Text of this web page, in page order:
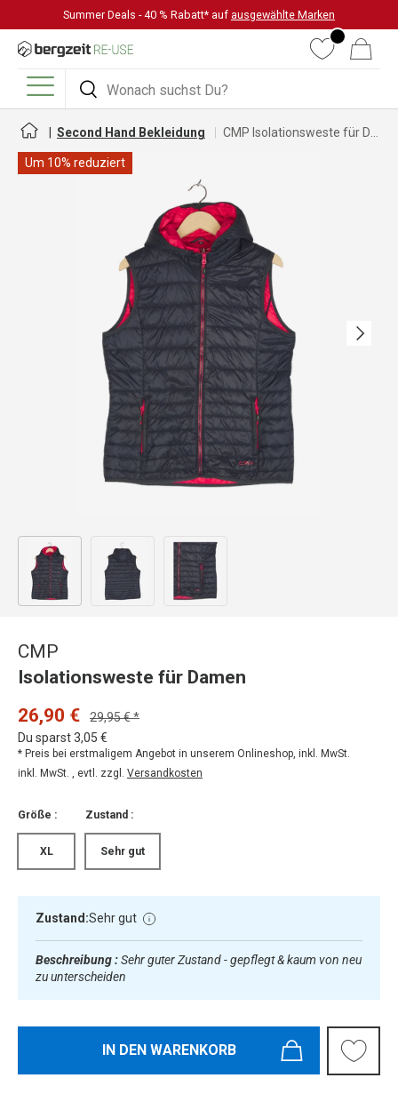
DIREKT ZUM INHALT
Summer Deals - 40 % Rabatt* auf ausgewählte Marken
Suchen
Suchen
WunschlisteWarenkorb
Menü
Second Hand Bekleidung
Um 10% reduziert
Nächste
Bild 1 in Galerieansicht laden
CMP
Isolationsweste für Damen
26,90 €
29,95 € *
Du sparst 3,05 €
* Preis bei erstmaligem Angebot in unserem Onlineshop, inkl. MwSt.
inkl. MwSt. , evtl. zzgl. Versandkosten
Größe :
XL
Zustand :
Sehr gut
Zustand:Sehr gut
Beschreibung :Sehr guter Zustand - gepflegt & kaum von neu
zu unterscheiden
IN DEN WARENKORB